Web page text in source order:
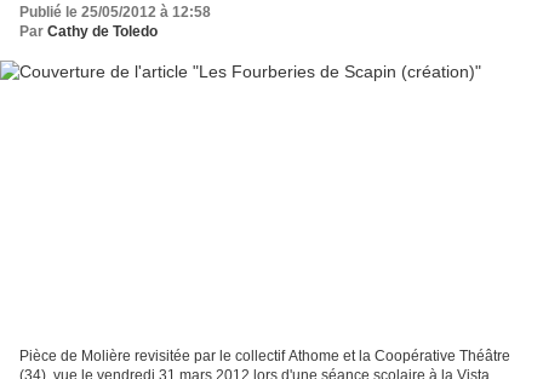
Publié le 25/05/2012 à 12:58
Par Cathy de Toledo
Pièce de Molière revisitée par le collectif Athome et la Coopérative Théâtre
(34), vue le vendredi 31 mars 2012 lors d'une séance scolaire à la Vista